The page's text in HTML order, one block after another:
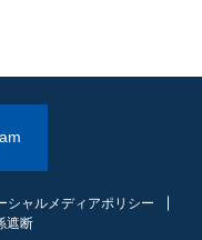
シャルメディアポリシー
遮断